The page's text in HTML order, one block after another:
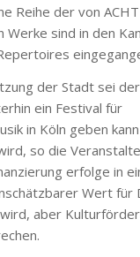
Reihe der von
sind in den
der Stadt sei
ein Festival für
in Köln geben
so die
erfolge in
Wert für
aber